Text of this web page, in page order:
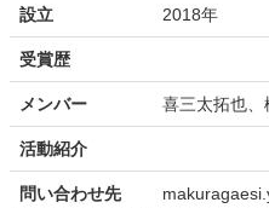
設立 2018年
受賞歴
メンバー 喜三太拓也、
活動紹介
問い合わせ先